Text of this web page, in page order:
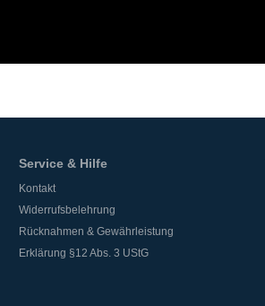
Service & Hilfe
Kontakt
Widerrufsbelehrung
Rücknahmen & Gewährleistung
Erklärung §12 Abs. 3 UStG